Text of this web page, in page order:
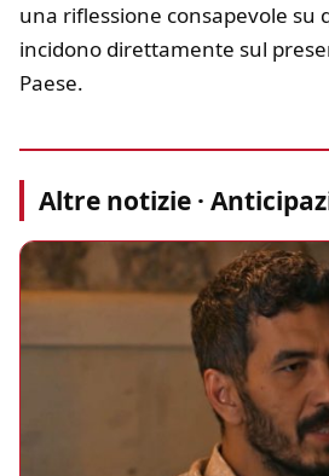
una riflessione consapevole su
incidono direttamente sul
Paese.
Altre notizie ·